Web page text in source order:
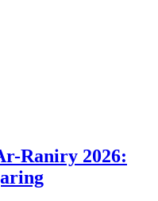
Raniry 2026: